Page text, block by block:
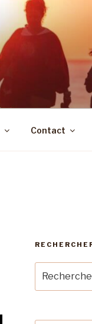
Contact
pour
: